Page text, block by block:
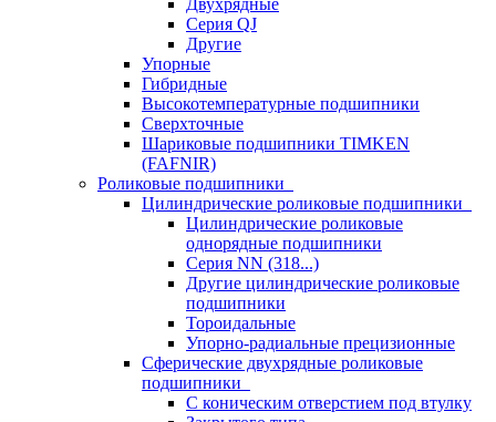
Двухрядные
Серия QJ
Другие
Упорные
Гибридные
Высокотемпературные подшипники
Сверхточные
Шариковые подшипники TIMKEN
(FAFNIR)
Роликовые подшипники
Цилиндрические роликовые подшипники
Цилиндрические роликовые
однорядные подшипники
Серия NN (318...)
Другие цилиндрические роликовые
подшипники
Тороидальные
Упорно-радиальные прецизионные
Сферические двухрядные роликовые
подшипники
С коническим отверстием под втулку